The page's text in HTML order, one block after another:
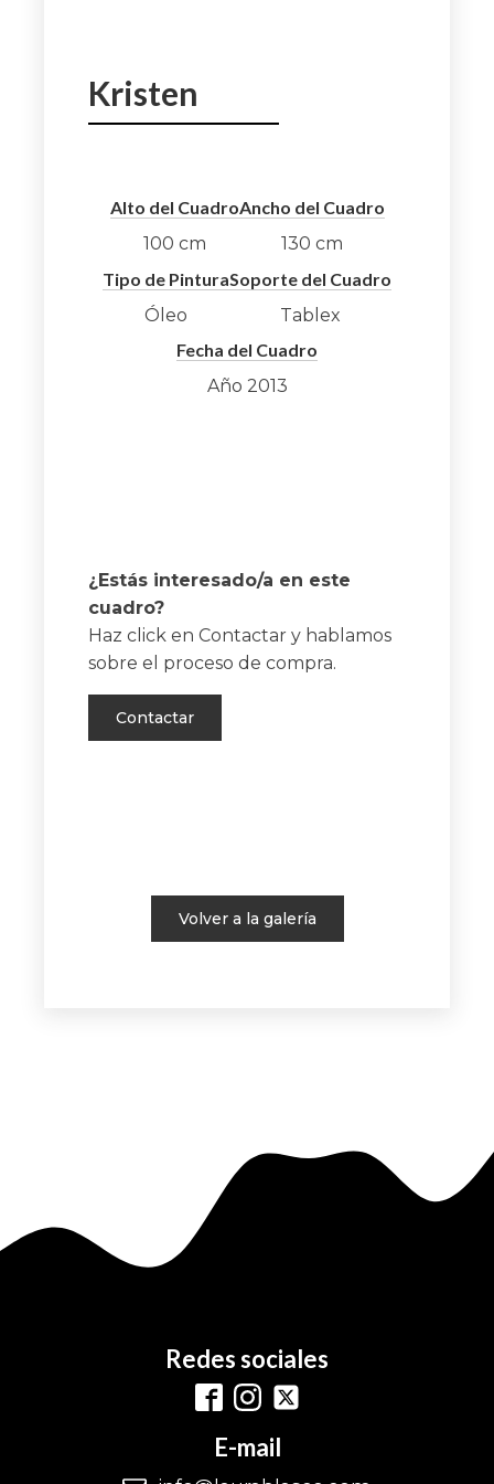
Kristen
Alto del Cuadro
100 cm
Ancho del Cuadro
130 cm
Tipo de Pintura
Óleo
Soporte del Cuadro
Tablex
Fecha del Cuadro
Año 2013
¿Estás interesado/a en este
cuadro?
Haz click en Contactar y hablamos
sobre el proceso de compra.
Contactar
Volver a la galería
Redes sociales
E-mail